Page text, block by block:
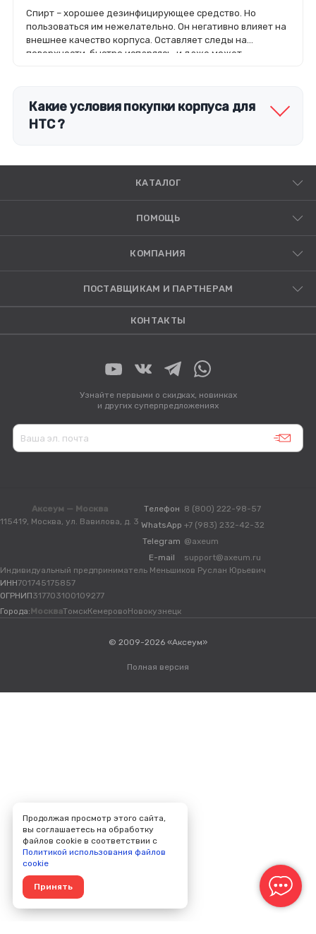
Спирт – хорошее дезинфицирующее средство. Но
пользоваться им нежелательно. Он негативно влияет на
внешнее качество корпуса. Оставляет следы на
поверхности, быстро испаряясь, и даже может
Какие условия покупки корпуса для
HTC ?
КАТАЛОГ
ПОМОЩЬ
КОМПАНИЯ
ПОСТАВЩИКАМ И ПАРТНЕРАМ
КОНТАКТЫ
Узнайте первыми о скидках, новинках
и других суперпредложениях
Аксеум — Москва
115419, Москва, ул. Вавилова, д. 3
Телефон 8 (800) 222-98-57
WhatsApp +7 (983) 232-42-32
Telegram @axeum
E-mail
support@axeum.ru
Индивидуальный предприниматель Меньшиков Руслан Юрьевич
ИНН701745175857
ОГРНИП317703100109277
Города: МоскваТомскКемеровоНовокузнецк
© 2009-2026 «Аксеум»
Полная версия
Продолжая просмотр этого сайта,
вы соглашаетесь на обработку
файлов cookie в соответствии с
Политикой использования файлов
cookie
Принять